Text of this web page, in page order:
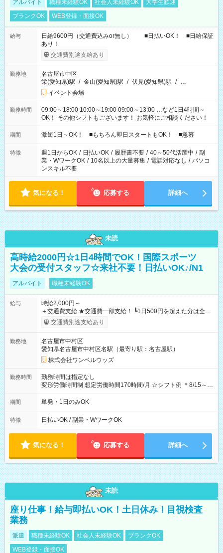
アルバイト 職種未経験OK 社会人未経験OK
大学生歓迎
ブランクOK
WEB登録・面接OK
給与
日給9600円（交通費込みor無し） ■日払いOK！ ■日給保証
あり！
交通費別途支給あり
勤務地
名古屋市中区
栄(愛知県)駅 / 金山(愛知県)駅 / 伏見(愛知県)駅 / …
イベント会場
勤務時間
09:00～18:00 10:00～19:00 09:00～13:00 …など1日4時間～
OK！ その他シフトもございます！ お気軽にご相談ください！
期間 激短1日～OK！ ■もちろん即日スタートもOK！ ■急募
特徴 週1日からOK / 日払いOK / 履歴書不要 / 40～50代活躍中 / 副
業・WワークOK / 10名以上の大量募集 / 電話対応なし / パソコ
ンスキル不要
気になる！ 応募する 詳細へ
未読
高時給2000円☆1日4時間でOK！国際スポーツ
大会の受付スタッフ☆来社不要！日払いOK♪/N1
アルバイト 職種未経験OK
給与
時給2,000円～
＋交通費支給 ★交通費一部支給！ ┗1日500円を超えた分は全額
支給！ ※往復500円以内の方は自己負担となります ★日払い
OK！（規定あり） ┗働いたその日に現金GET♪ お仕事後はコン
期間なし
交通費別途支給あり
勤務地
名古屋市中村区
愛知県名古屋市中村区名駅（最寄り駅：名古屋駅）
株式会社ワンベルウッズ
勤務時間
勤務時間は指定なし
変形労働時間制 想定労働時間170時間/月 ☆シフト例 ＊8/15～
10/26 全日共通 08：00～12：00 17：00～21：00 ＊8/31
～9/19のみ下記シフトもあります！ 12：00～16：00 ＊9/6～
00
期間 単発・1日のみOK
特徴 日払いOK / 副業・WワークOK
気になる！ 応募する 詳細へ
未読
座り仕事！給与即払いOK！土日休み！目視検査
業務
派遣 職種未経験OK 社会人未経験OK
ブランクOK
WEB登録・面接OK